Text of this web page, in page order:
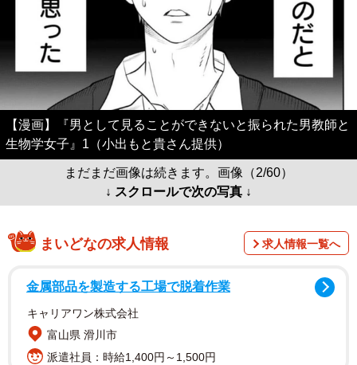
【漫画】『男として見ることができないと振られた男教師と
生物学女子』1（小出もと貴さん提供）
まだまだ画像は続きます。画像（2/60）
↓ スクロールで次の写真 ↓
まいどなの求人情報 求人情報一覧へ
金属部品を製造する工場で脱着作業
キャリアワン株式会社
富山県 滑川市
派遣社員：時給1,400円～1,500円